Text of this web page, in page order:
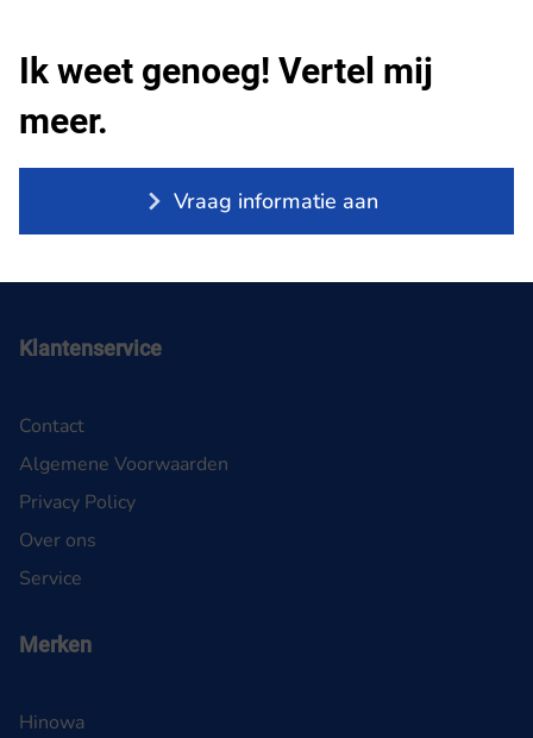
Ik weet genoeg! Vertel mij
meer.
Vraag informatie aan
Klantenservice
Contact
Algemene Voorwaarden
Privacy Policy
Over ons
Service
Merken
Hinowa